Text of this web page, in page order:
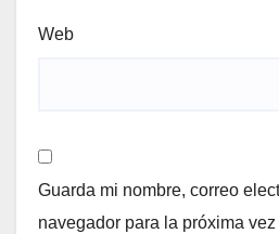
Web
Guarda mi nombre, correo
navegador para la próxima